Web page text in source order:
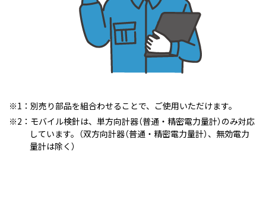
1：別売り部品を組合わせることで、ご使用いただけます。
2：モバイル検針は、単方向計器（普通・精密電力量計）のみ対応
しています。（双方向計器（普通・精密電力量計）、無効電力
量計は除く）